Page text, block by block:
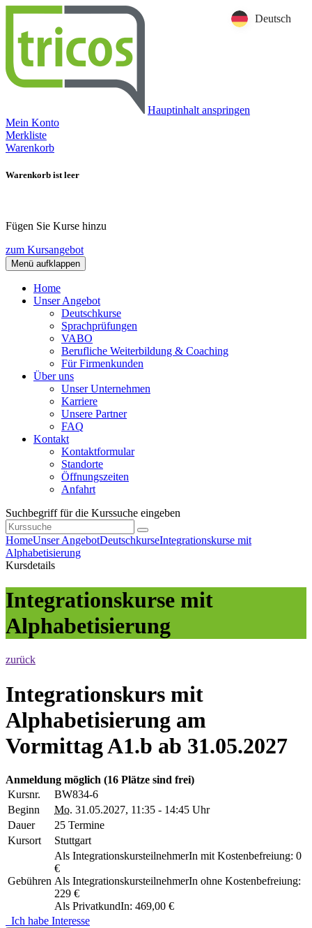
Hauptinhalt anspringen
Mein Konto
Merkliste
Warenkorb
Warenkorb ist leer
Fügen Sie Kurse hinzu
zum Kursangebot
Menü aufklappen
Home
Unser Angebot
Deutschkurse
Sprachprüfungen
VABO
Berufliche Weiterbildung & Coaching
Für Firmenkunden
Über uns
Unser Unternehmen
Karriere
Unsere Partner
FAQ
Kontakt
Kontaktformular
Standorte
Öffnungszeiten
Anfahrt
Suchbegriff für die Kurssuche eingeben
HomeUnser AngebotDeutschkurseIntegrationskurse mit
Alphabetisierung
Kursdetails
Integrationskurse mit
Alphabetisierung
zurück
Integrationskurs mit
Alphabetisierung am
Vormittag A1.b ab 31.05.2027
Anmeldung möglich (16 Plätze sind frei)
Kursnr.
BW834-6
Beginn
Mo. 31.05.2027, 11:35 - 14:45 Uhr
Dauer
25 Termine
Kursort
Stuttgart
Gebühren
Als IntegrationskursteilnehmerIn mit Kostenbefreiung: 0
€
Als IntegrationskursteilnehmerIn ohne Kostenbefreiung:
229 €
Als PrivatkundIn: 469,00 €
Ich habe Interesse
Deutsch